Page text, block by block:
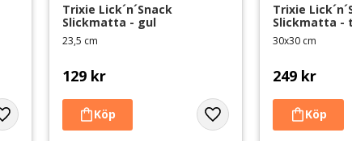
Lägg till i favoriter
Trixie Lick´n´Snack
Slickmatta - gul
23,5 cm
129kr
Lägg till i favoriter
Trixie
Slickmatta -
30x30 cm
249 kr